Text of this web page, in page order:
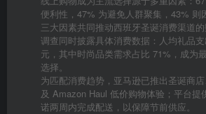
便利性，47% 为避免人群聚集，43% 则
三大因素共同推动西班牙圣诞消费渠道的
调查同时披露具体消费数据：人均礼品
元，其中时尚品类需求占比 71%，成为
选择。
为匹配消费趋势，亚马逊已推出圣诞商
及 Amazon Haul 低价购物体验；平台提
诺两周内完成配送，以保障节前供应。